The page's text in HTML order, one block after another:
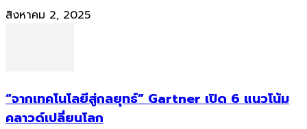
สิงหาคม 2, 2025
“จากเทคโนโลยีสู่กลยุทธ์” Gartner เปิด 6 แนวโน้ม
คลาวด์เปลี่ยนโลก